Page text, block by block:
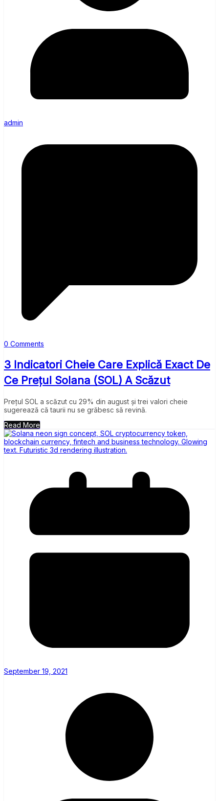
admin
0 Comments
3 Indicatori Cheie Care Explică Exact De
Ce Prețul Solana (SOL) A Scăzut
Prețul SOL a scăzut cu 29% din august și trei valori cheie
sugerează că taurii nu se grăbesc să revină.
Read More
September 19, 2021